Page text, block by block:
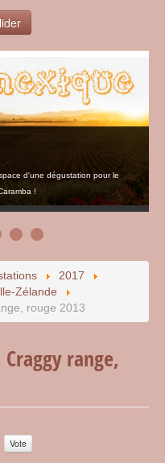
d'une dégustation pour le
!
2017
Zélande
rouge 2013
range,